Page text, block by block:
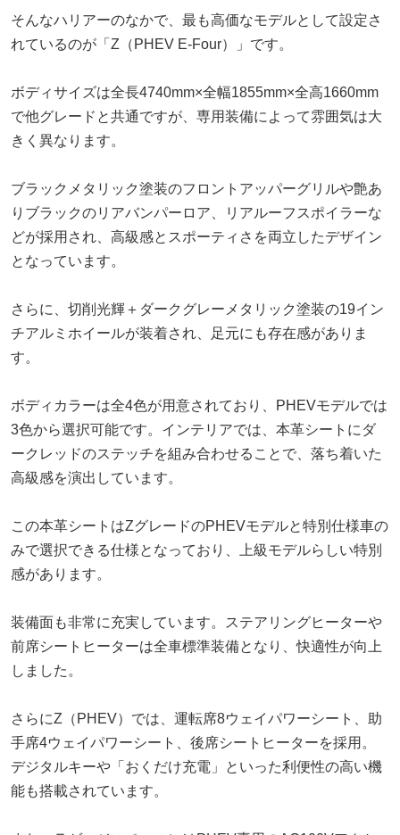
そんなハリアーのなかで、最も高価なモデルとして設定さ
れているのが「Z（PHEV E-Four）」です。
ボディサイズは全長4740mm×全幅1855mm×全高1660mm
で他グレードと共通ですが、専用装備によって雰囲気は大
きく異なります。
ブラックメタリック塗装のフロントアッパーグリルや艶あ
りブラックのリアバンパーロア、リアルーフスポイラーな
どが採用され、高級感とスポーティさを両立したデザイン
となっています。
さらに、切削光輝＋ダークグレーメタリック塗装の19イン
チアルミホイールが装着され、足元にも存在感がありま
す。
ボディカラーは全4色が用意されており、PHEVモデルでは
3色から選択可能です。インテリアでは、本革シートにダ
ークレッドのステッチを組み合わせることで、落ち着いた
高級感を演出しています。
この本革シートはZグレードのPHEVモデルと特別仕様車の
みで選択できる仕様となっており、上級モデルらしい特別
感があります。
装備面も非常に充実しています。ステアリングヒーターや
前席シートヒーターは全車標準装備となり、快適性が向上
しました。
さらにZ（PHEV）では、運転席8ウェイパワーシート、助
手席4ウェイパワーシート、後席シートヒーターを採用。
デジタルキーや「おくだけ充電」といった利便性の高い機
能も搭載されています。